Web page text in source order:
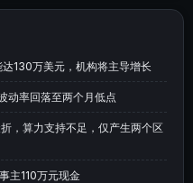
130万美元，机构将主导增长
动率回落至两个月低点
，算力支持不足，仅产生两个区
主110万元现金